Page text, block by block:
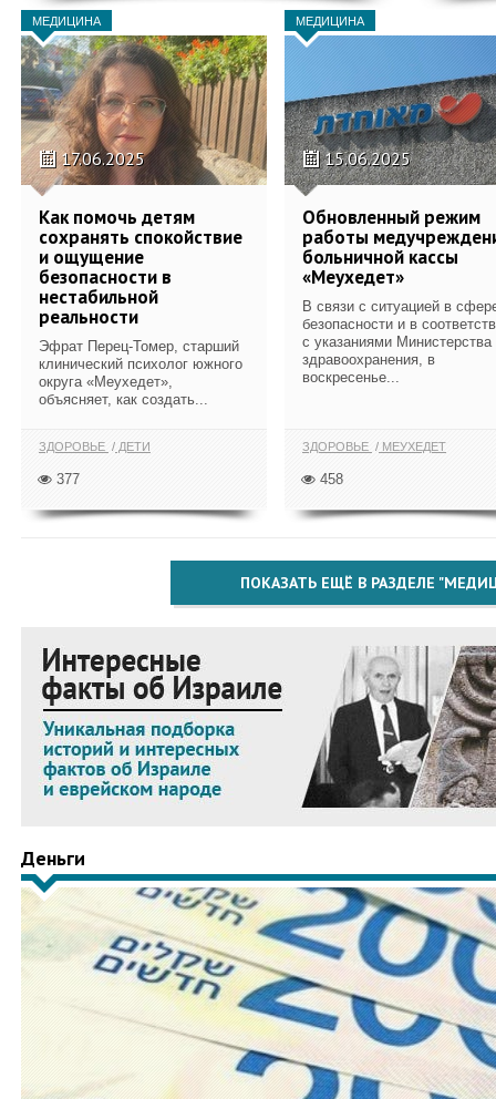
МЕДИЦИНА
17.06.2025
Как помочь детям
сохранять спокойствие
и ощущение
безопасности в
нестабильной
реальности
Эфрат Перец-Томер, старший
клинический психолог южного
округа «Меухедет»,
объясняет, как создать...
ЗДОРОВЬЕ ДЕТИ
377
МЕДИЦИНА
15.06.2025
Обновленный режим
работы
больничной кассы
«Меухедет»
В связи с ситуацией в
безопасности и в
с указаниями Министерства
здравоохранения, в
воскресенье...
ЗДОРОВЬЕ МЕУХЕДЕТ
458
ПОКАЗАТЬ ЕЩЁ В РАЗДЕЛЕ
Деньги